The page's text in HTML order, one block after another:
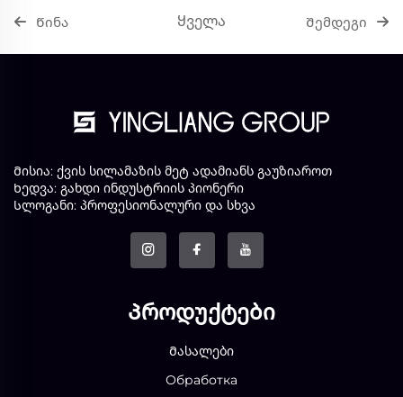
Წინა Ყველა Შემდეგი
Მისია: ქვის სილამაზის მეტ ადამიანს გაუზიაროთ
Ხედვა: გახდი ინდუსტრიის პიონერი
Სლოგანი: პროფესიონალური და სხვა
Პროდუქტები
Მასალები
Обработка